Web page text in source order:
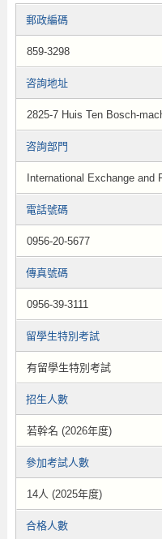
郵政編碼
859-3298
咨詢地址
2825-7 Huis Ten Bosch-
咨詢部門
International Exchange and
電話號碼
0956-20-5677
傳真號碼
0956-39-3111
留學生特別考試
有留學生特別考試
招生人數
若幹名 (2026年度)
參加考試人數
14人 (2025年度)
合格人數